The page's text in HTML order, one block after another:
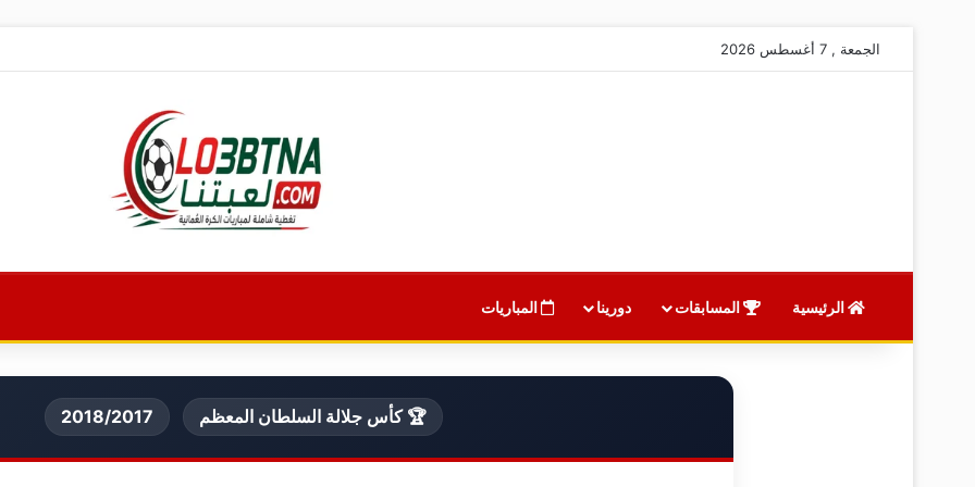
الجمعة , 7 أغسطس 2026
الرئيسية المسابقات دورينا المباريات
🏆 كأس جلالة السلطان المعظم 2018/2017